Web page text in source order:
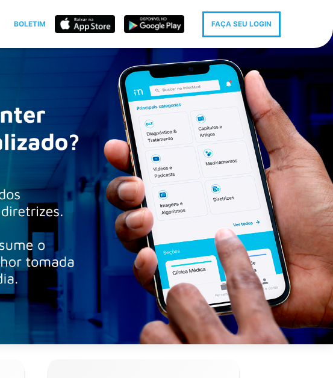
BOLETIM FAÇA SEU LOGIN